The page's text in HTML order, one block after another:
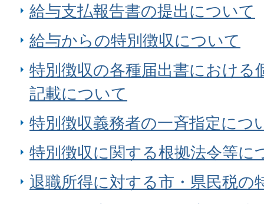
給与支払報告書の提出について
給与からの特別徴収について
特別徴収の各種届出書における
記載について
特別徴収義務者の一斉指定につ
特別徴収に関する根拠法令等に
退職所得に対する市・県民税の